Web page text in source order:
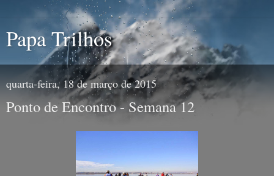
Papa Trilhos
quarta-feira, 18 de março de 2015
Ponto de Encontro - Semana 12